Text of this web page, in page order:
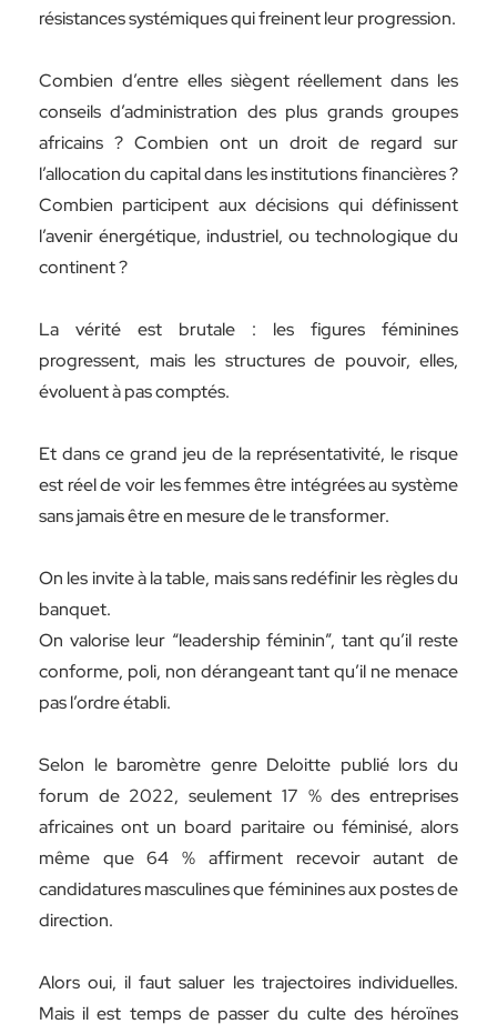
résistances systémiques qui freinent leur progression.
Combien d’entre elles siègent réellement dans les
conseils d’administration des plus grands groupes
africains ? Combien ont un droit de regard sur
l’allocation du capital dans les institutions financières ?
Combien participent aux décisions qui définissent
l’avenir énergétique, industriel, ou technologique du
continent ?
La vérité est brutale : les figures féminines
progressent, mais les structures de pouvoir, elles,
évoluent à pas comptés.
Et dans ce grand jeu de la représentativité, le risque
est réel de voir les femmes être intégrées au système
sans jamais être en mesure de le transformer.
On les invite à la table, mais sans redéfinir les règles du
banquet.
On valorise leur “leadership féminin”, tant qu’il reste
conforme, poli, non dérangeant tant qu’il ne menace
pas l’ordre établi.
Selon le baromètre genre Deloitte publié lors du
forum de 2022, seulement 17 % des entreprises
africaines ont un board paritaire ou féminisé, alors
même que 64 % affirment recevoir autant de
candidatures masculines que féminines aux postes de
direction.
Alors oui, il faut saluer les trajectoires individuelles.
Mais il est temps de passer du culte des héroïnes